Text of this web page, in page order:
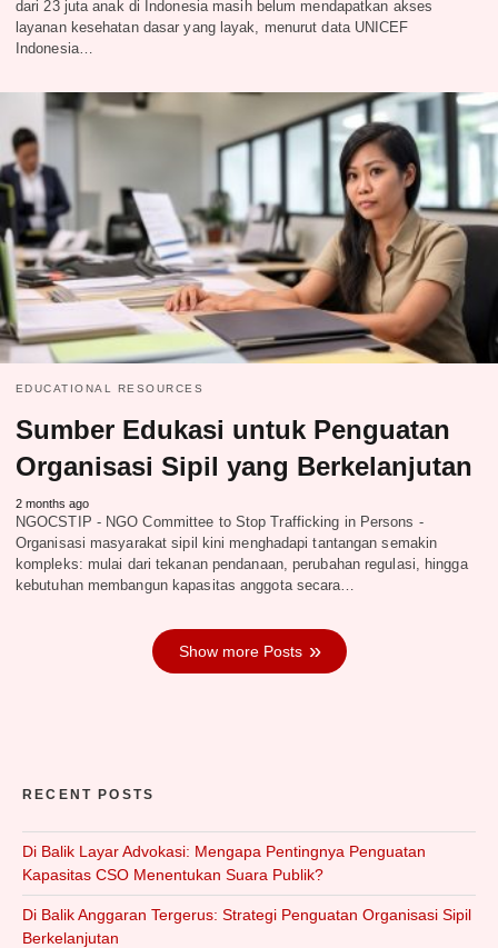
dari 23 juta anak di Indonesia masih belum mendapatkan akses
layanan kesehatan dasar yang layak, menurut data UNICEF
Indonesia…
EDUCATIONAL RESOURCES
Sumber Edukasi untuk Penguatan
Organisasi Sipil yang Berkelanjutan
2 months ago
NGOCSTIP - NGO Committee to Stop Trafficking in Persons -
Organisasi masyarakat sipil kini menghadapi tantangan semakin
kompleks: mulai dari tekanan pendanaan, perubahan regulasi, hingga
kebutuhan membangun kapasitas anggota secara…
Show more Posts
RECENT POSTS
Di Balik Layar Advokasi: Mengapa Pentingnya Penguatan
Kapasitas CSO Menentukan Suara Publik?
Di Balik Anggaran Tergerus: Strategi Penguatan Organisasi Sipil
Berkelanjutan